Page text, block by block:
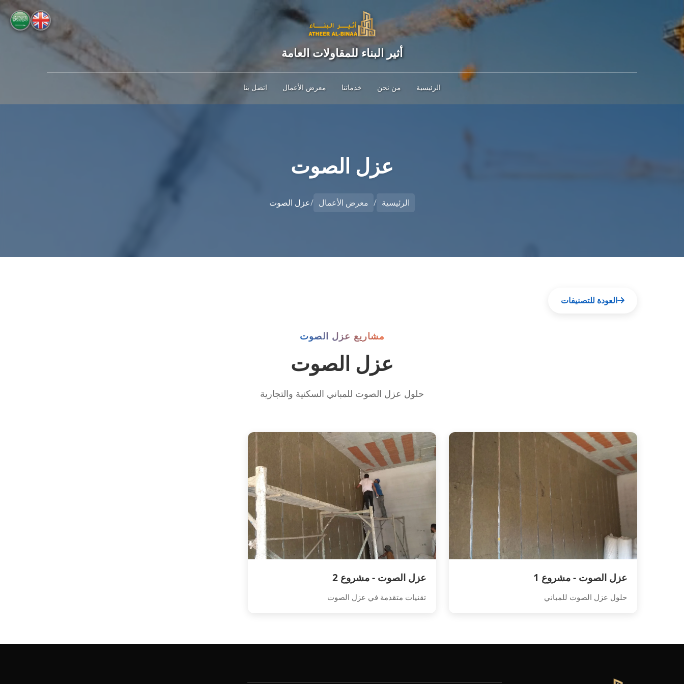
أثير البناء للمقاولات العامة
الرئيسية من نحن خدماتنا معرض الأعمال اتصل بنا
عزل الصوت
الرئيسية / معرض الأعمال /عزل الصوت
العودة للتصنيفات
مشاريع عزل الصوت
عزل الصوت
حلول عزل الصوت للمباني السكنية والتجارية
عزل الصوت - مشروع 1
حلول عزل الصوت للمباني
عزل الصوت - مشروع 2
تقنيات متقدمة في عزل الصوت